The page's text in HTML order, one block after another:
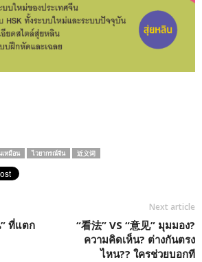
เหมือน ไวยากรณ์จีน 近义词
ที่แตก
Next article
“看法” VS “意见” มุมมอง?
ความคิดเห็น? ต่างกันตรง
ไหน?? ใครช่วยบอกที